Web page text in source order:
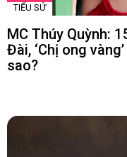
TIỂU SỬ
MC Thúy Quỳnh:
Đài, ‘Chị ong
sao?